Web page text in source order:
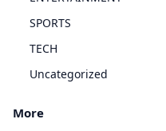
SPORTS
TECH
Uncategorized
More